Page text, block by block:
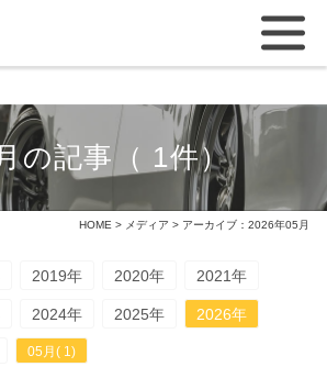
の記事（ 1件）
HOME > メディア > アーカイブ：2026年05月
2019年 2020年 2021年
2024年 2025年 2026年
05月( 1)